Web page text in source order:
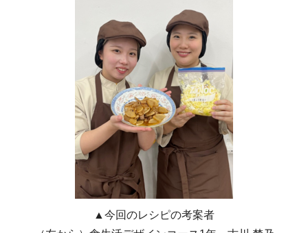
▲今回のレシピの考案者